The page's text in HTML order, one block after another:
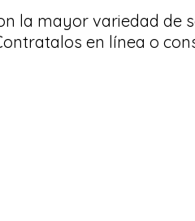
la mayor variedad de
en línea o